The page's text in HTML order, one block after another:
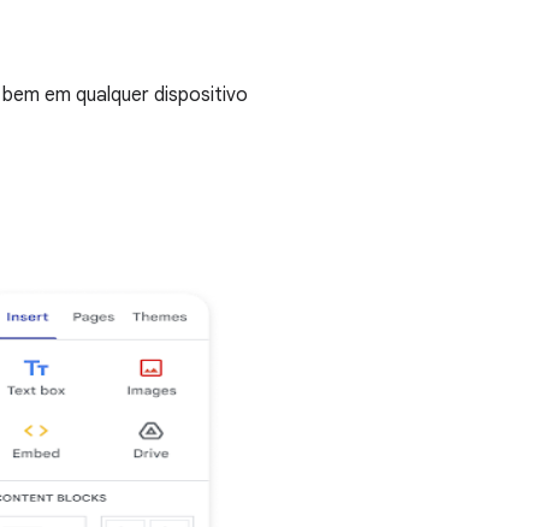
em qualquer dispositivo